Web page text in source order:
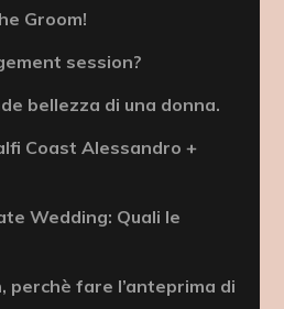
Groom!
session?
bellezza di una donna.
Coast Alessandro +
Wedding: Quali le
perchè fare l’anteprima di